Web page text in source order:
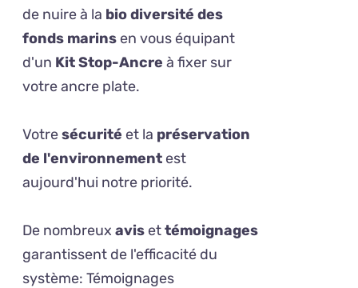
de nuire à la bio diversité des
fonds marins en vous équipant
d'un Kit Stop-Ancre à fixer sur
votre ancre plate.
Votresécurité et la préservation
de l'environnement est
aujourd'hui notre priorité.
De nombreuxavis ettémoignages
garantissent de l'efficacité du
système:Témoignages